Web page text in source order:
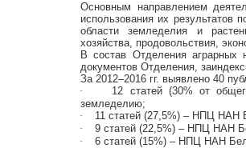
Основным направлением
использования их результатов
области земледелия и
хозяйства, продовольствия,
В состав Отделения аграрных
документов Отделения,
За 2012–2016 гг. выявлено 40
·
12 статей (30% от
земледелию;
·
11 статей (27,5%) – НПЦ НАН
·
9 статей (22,5%) – НПЦ НАН
·
6 статей (15%) – НПЦ НАН